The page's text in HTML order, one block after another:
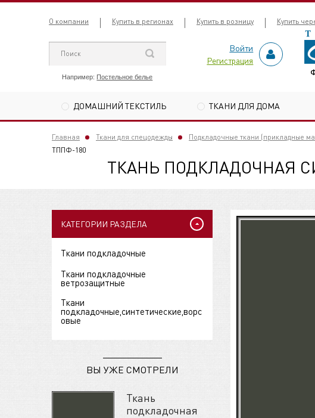
О компании Купить в регионах Купить в розницу Купить
Например: Постельное белье
Войти
Регистрация
ДОМАШНИЙ ТЕКСТИЛЬ ТКАНИ ДЛЯ ДОМА
Главная Ткани для спецодежды Подкладочные ткани (прикладные
ТППФ-180
ТКАНЬ ПОДКЛАДОЧНАЯ
КАТЕГОРИИ РАЗДЕЛА
Ткани подкладочные
Ткани подкладочные
ветрозащитные
Ткани
подкладочные,синтетические,ворс
овые
ВЫ УЖЕ СМОТРЕЛИ
Ткань
подкладочная